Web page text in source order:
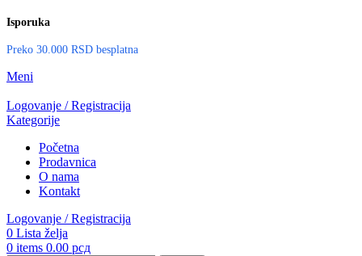
Isporuka
Preko 30.000 RSD besplatna
Meni
Logovanje / Registracija
Kategorije
Početna
Prodavnica
O nama
Kontakt
Logovanje / Registracija
0 Lista želja
0 items 0.00 рсд